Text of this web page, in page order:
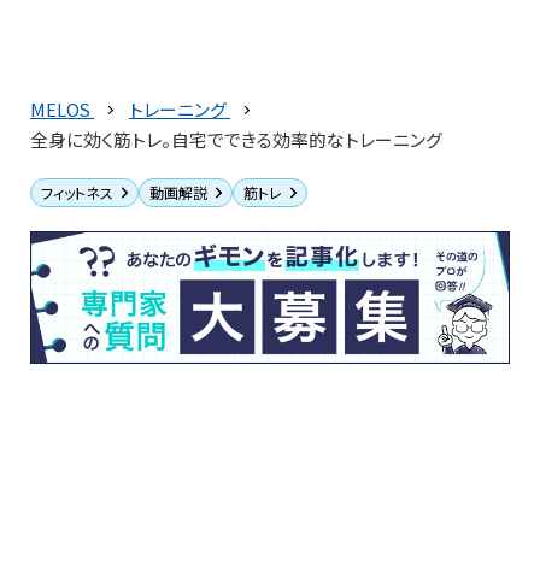
MELOS
トレーニング
全身に効く筋トレ。自宅でできる効率的なトレーニング
フィットネス 動画解説 筋トレ